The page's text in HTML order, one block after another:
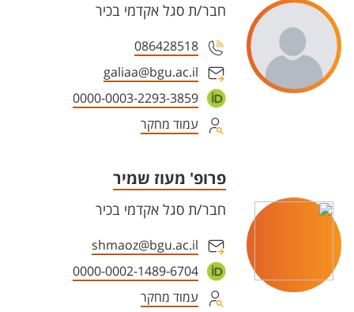
חבר/ת סגל אקדמי בכיר
086428518
galiaa@bgu.ac.il
0000-0003-2293-3859
עמוד מחקר
פרופ' מעוז שמיר
חבר/ת סגל אקדמי בכיר
shmaoz@bgu.ac.il
0000-0002-1489-6704
עמוד מחקר